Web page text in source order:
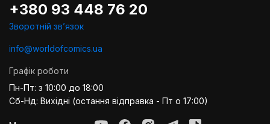
+380 93 448 76 20
Зворотній звʼязок
info@worldofcomics.ua
Графік роботи
Пн-Пт: з 10:00 до 18:00
Сб-Нд: Вихідні (остання відправка - Пт о 17:00)